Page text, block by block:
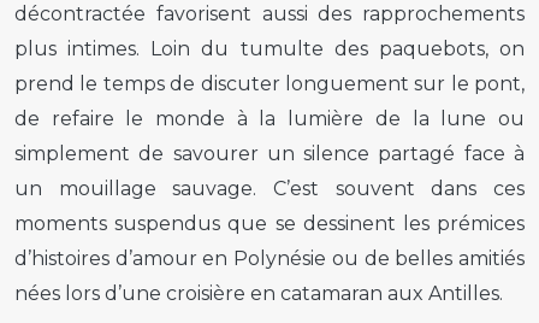
décontractée favorisent aussi des rapprochements
plus intimes. Loin du tumulte des paquebots, on
prend le temps de discuter longuement sur le pont,
de refaire le monde à la lumière de la lune ou
simplement de savourer un silence partagé face à
un mouillage sauvage. C’est souvent dans ces
moments suspendus que se dessinent les prémices
d’histoires d’amour en Polynésie ou de belles amitiés
nées lors d’une croisière en catamaran aux Antilles.